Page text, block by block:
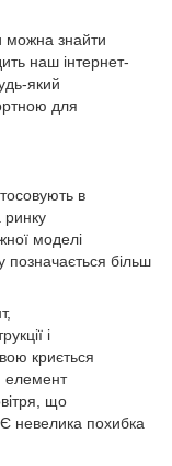
можна знайти
наш інтернет-
який
для
в
ринку
моделі
позначається більш
і
криється
елемент
що
невелика похибка